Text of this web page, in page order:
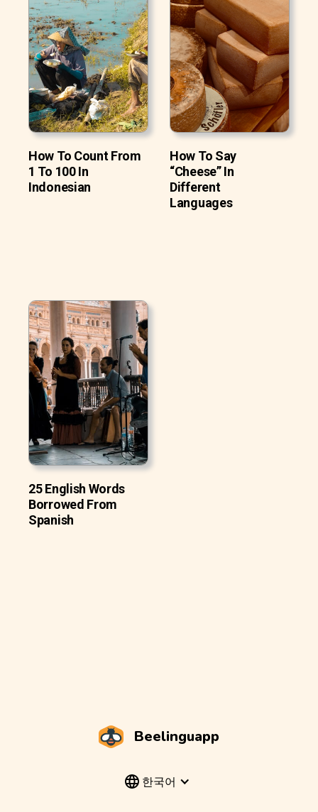
How To Count From
1 To 100 In
Indonesian
How To Say
“Cheese” In
Different
Languages
25 English Words
Borrowed From
Spanish
Beelinguapp
한국어